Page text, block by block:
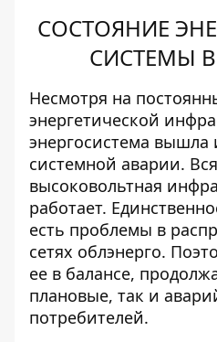
СОСТОЯНИЕ
СИСТЕМЫ
Несмотря на
энергетической
энергосистема вышла
системной аварии.
высоковольтная
работает.
есть проблемы в
сетях облэнерго.
ее в балансе,
плановые, так и
потребителей.